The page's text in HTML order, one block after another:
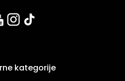
kategorije